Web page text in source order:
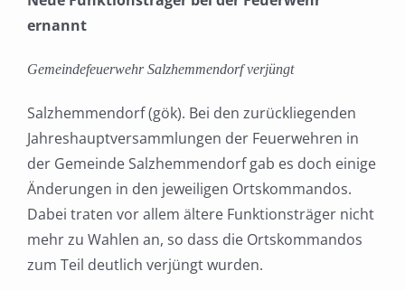
Bild
ernannt
Gemeindefeuerwehr Salzhemmendorf verjüngt
Salzhemmendorf (gök). Bei den zurückliegenden
Jahreshauptversammlungen der Feuerwehren in
der Gemeinde Salzhemmendorf gab es doch einige
Änderungen in den jeweiligen Ortskommandos.
Dabei traten vor allem ältere Funktionsträger nicht
mehr zu Wahlen an, so dass die Ortskommandos
zum Teil deutlich verjüngt wurden.